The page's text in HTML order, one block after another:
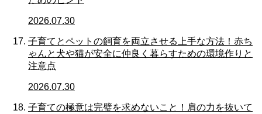
2026.07.30
子育てとペットの飼育を両立させる上手な方法！赤ち
ゃんと犬や猫が安全に仲良く暮らすための環境作りと
注意点
2026.07.30
子育ての極意は完璧を求めないこと！肩の力を抜いて